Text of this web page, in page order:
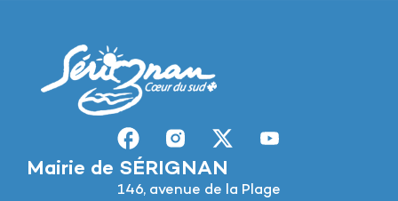
Mairie de SÉRIGNAN
146, avenue de la Plage